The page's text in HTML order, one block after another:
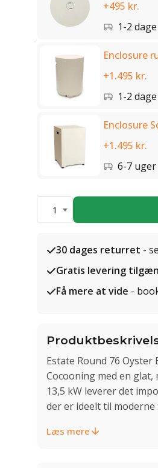
+495 kr.
1-2 dage
Enclosure
+1.495 kr.
1-2 dage
Enclosure
+1.495 kr.
6-7 uger
1
30 dages returret -
Gratis levering
Få mere at vide -
Estate Round 76
Cocooning med en
13,5 kW leverer det
der er ideelt til
Læs mere